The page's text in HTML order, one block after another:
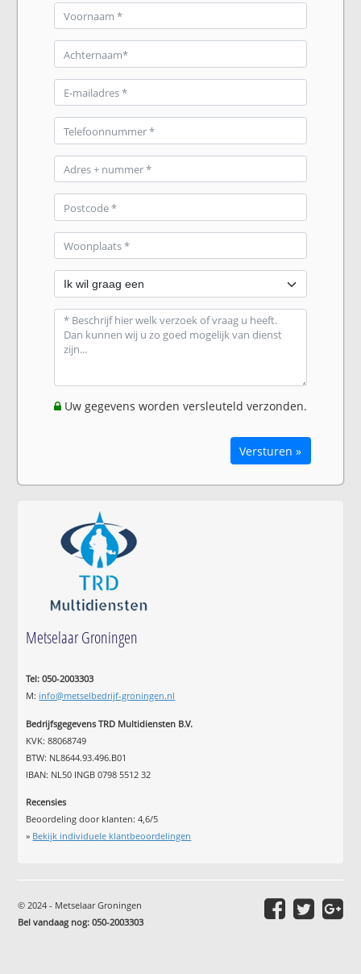
Uw gegevens worden versleuteld verzonden.
Versturen »
Metselaar Groningen
Tel: 050-2003303
M: info@metselbedrijf-groningen.nl
Bedrijfsgegevens TRD Multidiensten B.V.
KVK: 88068749
BTW: NL8644.93.496.B01
IBAN: NL50 INGB 0798 5512 32
Recensies
Beoordeling door klanten:4,6/5
» Bekijk individuele klantbeoordelingen
© 2024 - Metselaar Groningen
Bel vandaag nog: 050-2003303